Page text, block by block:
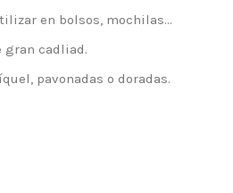
en bolsos, mochilas...
gran cadliad.
pavonadas o doradas.